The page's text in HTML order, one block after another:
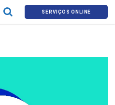
SERVIÇOS ONLINE